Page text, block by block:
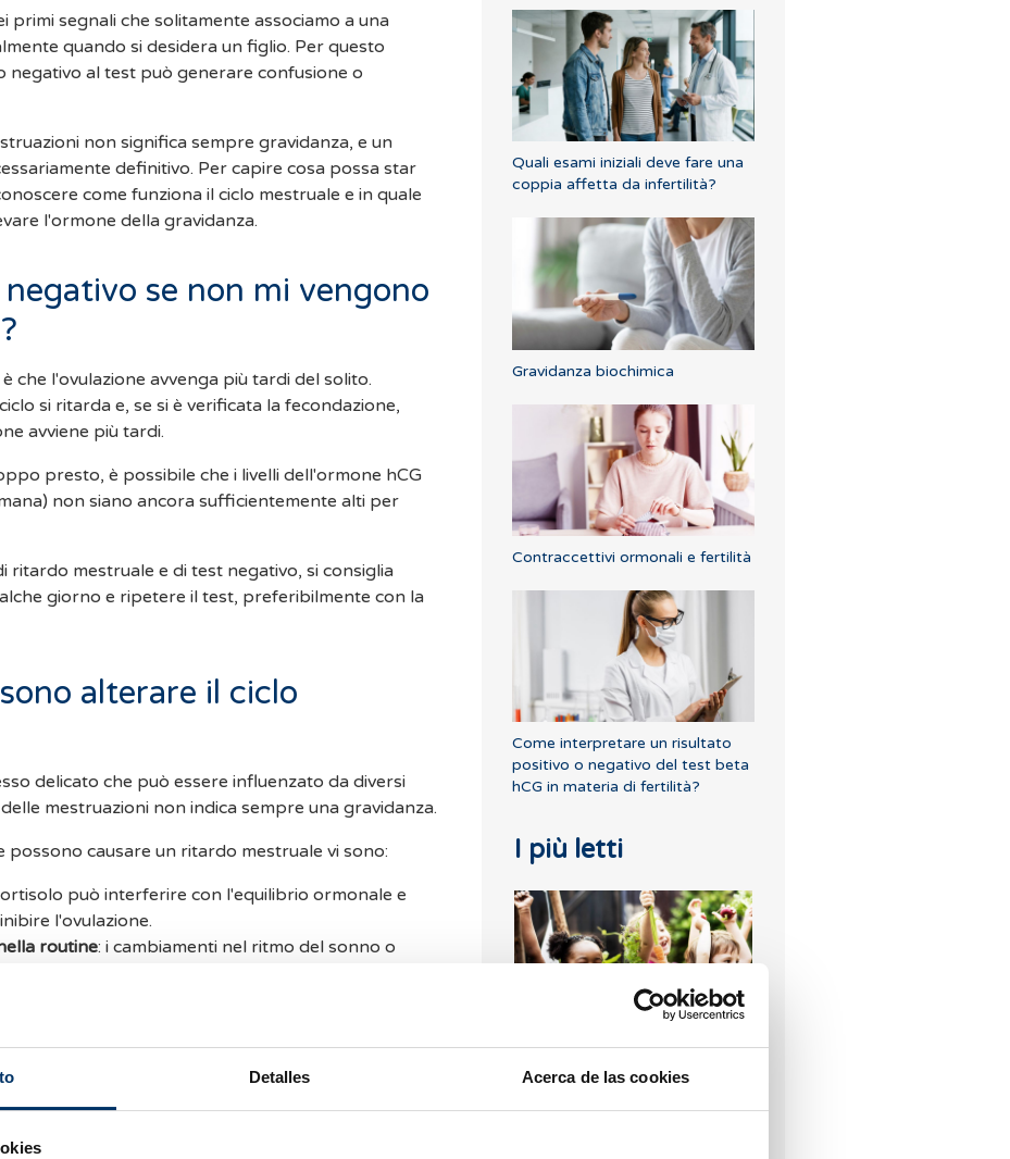
Detalles Acerca de las cookies
primi segnali che solitamente associamo a una
quando si desidera un figlio. Per questo
negativo al test può generare confusione o
non significa sempre gravidanza, e un
definitivo. Per capire cosa possa star
come funziona il ciclo mestruale e in quale
l'ormone della gravidanza.
se non mi vengono
che l'ovulazione avvenga più tardi del solito.
si ritarda e, se si è verificata la fecondazione,
avviene più tardi.
presto, è possibile che i livelli dell'ormone hCG
non siano ancora sufficientemente alti per
ritardo mestruale e di test negativo, si consiglia
giorno e ripetere il test, preferibilmente con la
alterare il ciclo
delicato che può essere influenzato da diversi
mestruazioni non indica sempre una gravidanza.
causare un ritardo mestruale vi sono:
può interferire con l'equilibrio ormonale e
l'ovulazione.
routine: i cambiamenti nel ritmo del sonno o
affinché compaiano le mestruazioni.
possono provocare
Quali esami iniziali deve fare una
coppia affetta da infertilità?
Gravidanza biochimica
Contraccettivi ormonali e fertilità
Come interpretare un risultato
positivo o negativo del test beta
hCG in materia di fertilità?
I più letti